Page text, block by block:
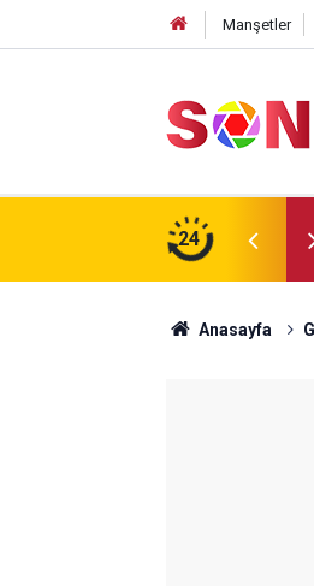
Manşetler
24
olan yaşlı adamın cansız bedeni
Anasayfa